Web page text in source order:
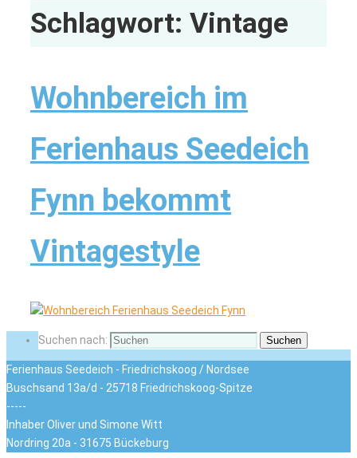
Schlagwort: Vintage
Wohnbereich im
Ferienhaus Seedeich
Fynn bekommt
Vintagestyle
Suchen nach: Suchen
Ferienhaus Seedeich - Friedrichskoog / Nordsee
Buschsand 13a/d - 25718 Friedrichskoog-Spitze
-----
Inhaber Oliver und Simone Witt
Nordring 20a - 31675 Bückeburg